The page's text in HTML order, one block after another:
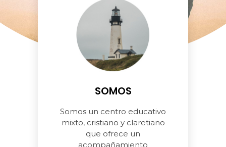
SOMOS
Somos un centro educativo
mixto, cristiano y claretiano
que ofrece un
acompañamiento